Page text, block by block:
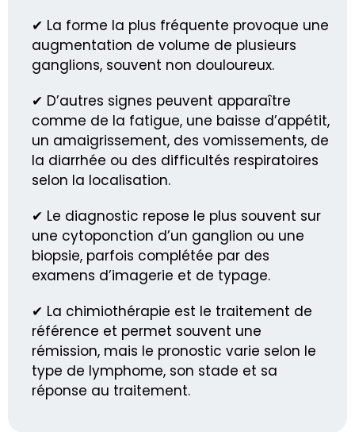
✔ La forme la plus fréquente provoque une
augmentation de volume de plusieurs
ganglions, souvent non douloureux.
✔ D’autres signes peuvent apparaître
comme de la fatigue, une baisse d’appétit,
un amaigrissement, des vomissements, de
la diarrhée ou des difficultés respiratoires
selon la localisation.
✔ Le diagnostic repose le plus souvent sur
une cytoponction d’un ganglion ou une
biopsie, parfois complétée par des
examens d’imagerie et de typage.
✔ La chimiothérapie est le traitement de
référence et permet souvent une
rémission, mais le pronostic varie selon le
type de lymphome, son stade et sa
réponse au traitement.